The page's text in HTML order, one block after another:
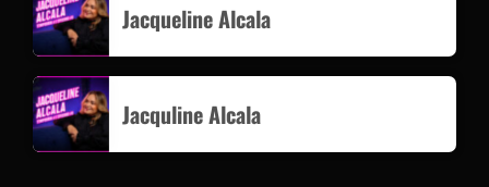
Jacqueline Alcala
Jacquline Alcala